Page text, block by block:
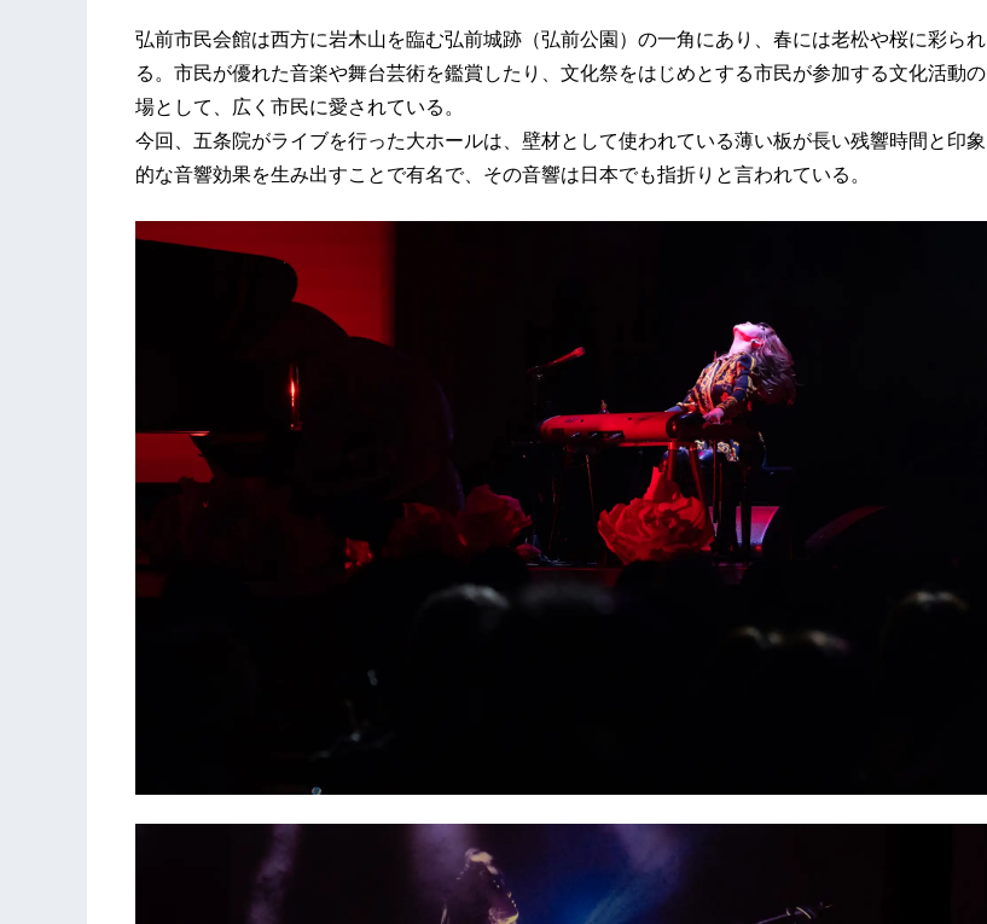
弘前市民会館は西方に岩木山を臨む弘前城跡（弘前公園）の一角にあり、春には老松や桜に彩られ
る。市民が優れた音楽や舞台芸術を鑑賞したり、文化祭をはじめとする市民が参加する文化活動の
場として、広く市民に愛されている。
今回、五条院がライブを行った大ホールは、壁材として使われている薄い板が長い残響時間と印象
的な音響効果を生み出すことで有名で、その音響は日本でも指折りと言われている。